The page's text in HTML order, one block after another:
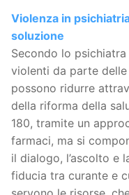
Violenza in
soluzione
Secondo lo
violenti da parte
possono ridurre
della riforma della
180, tramite un
farmaci, ma si
il dialogo, l’ascolto e
fiducia tra curante e